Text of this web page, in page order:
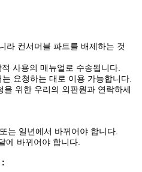
라 컨서머블 파트를 배제하는 것
사용의 매뉴얼로 수송됩니다.
요청하는 대로 이용 가능합니다.
위한 우리의 외판원과 연락하세
는 일년에서 바뀌어야 합니다.
에 바뀌어야 합니다.
: